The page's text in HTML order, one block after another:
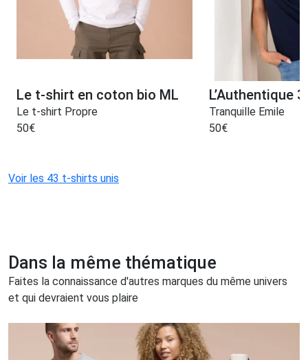
Le t-shirt en coton bio ML
Le t-shirt Propre
50€
L’Authentique
Tranquille Emile
50€
Voir les 43 t-shirts unis
Dans la même thématique
Faites la connaissance d'autres marques du même univers
et qui devraient vous plaire